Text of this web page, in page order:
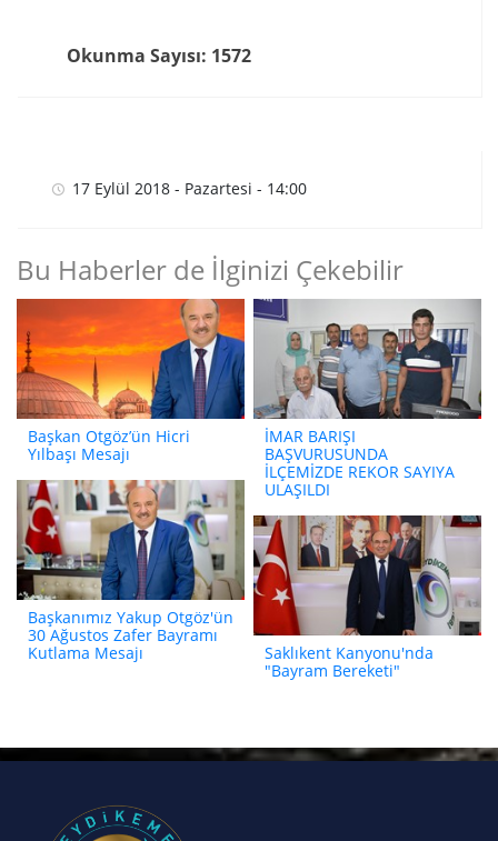
Okunma Sayısı: 1572
17 Eylül 2018 - Pazartesi - 14:00
Bu Haberler de İlginizi Çekebilir
Başkan Otgöz’ün Hicri
Yılbaşı Mesajı
İMAR BARIŞI
BAŞVURUSUNDA
İLÇEMİZDE REKOR SAYIYA
ULAŞILDI
Başkanımız Yakup Otgöz'ün
30 Ağustos Zafer Bayramı
Kutlama Mesajı
Saklıkent Kanyonu'nda
"Bayram Bereketi"